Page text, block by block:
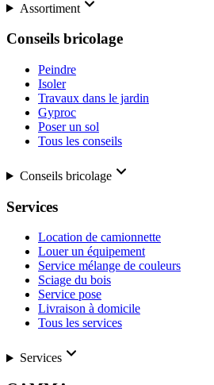
Assortiment
Conseils bricolage
Peindre
Isoler
Travaux dans le jardin
Gyproc
Poser un sol
Tous les conseils
Conseils bricolage
Services
Location de camionnette
Louer un équipement
Service mélange de couleurs
Sciage du bois
Service pose
Livraison à domicile
Tous les services
Services